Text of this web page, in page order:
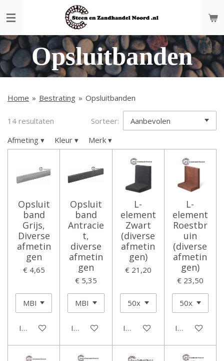
direct
de
hoofdinhoudOpsluitbanden
Home » Bestrating » Opsluitbanden
14 resultaten
Sorteer:
Afmeting ▾ Kleur ▾ Merk ▾
Opsluit
band
Grijs,
Diverse
afmetin
gen
€ 4,65
In winkelwagen
Opsluit
band
Antracie
t,
diverse
afmetin
gen
€ 5,35
In winkelwagen
L-
element
Zwart
(diverse
afmetin
gen)
€ 21,20
In winkelwagen
L-
element
Roestbr
uin
(diverse
afmetin
gen)
€ 23,50
In